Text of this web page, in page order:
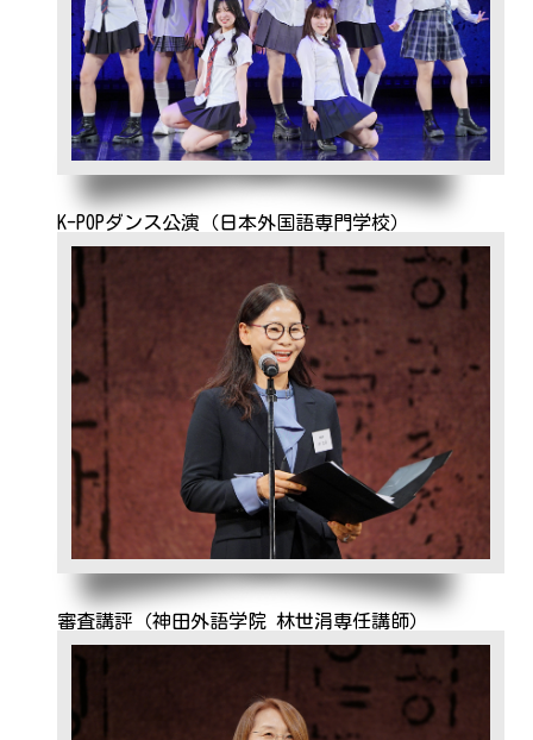
K-POPダンス公演（日本外国語専門学校）
審査講評（神田外語学院 林世涓専任講師）